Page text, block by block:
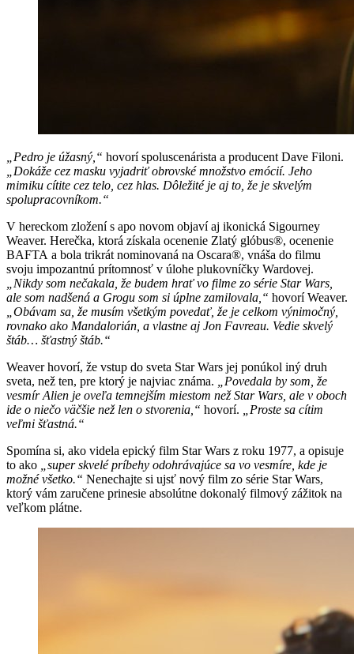
„Pedro je úžasný,“ hovorí spoluscenárista a producent Dave Filoni.
„Dokáže cez masku vyjadriť obrovské množstvo emócií. Jeho
mimiku cítite cez telo, cez hlas. Dôležité je aj to, že je skvelým
spolupracovníkom.“
V hereckom zložení s apo novom objaví aj ikonická Sigourney
Weaver. Herečka, ktorá získala ocenenie Zlatý glóbus®, ocenenie
BAFTA a bola trikrát nominovaná na Oscara®, vnáša do filmu
svoju impozantnú prítomnosť v úlohe plukovníčky Wardovej.
„Nikdy som nečakala, že budem hrať vo filme zo série Star Wars,
ale som nadšená a Grogu som si úplne zamilovala,“ hovorí Weaver.
„Obávam sa, že musím všetkým povedať, že je celkom výnimočný,
rovnako ako Mandalorián, a vlastne aj Jon Favreau. Vedie skvelý
štáb… šťastný štáb.“
Weaver hovorí, že vstup do sveta Star Wars jej ponúkol iný druh
sveta, než ten, pre ktorý je najviac známa.
„Povedala by som, že
vesmír Alien je oveľa temnejším miestom než Star Wars, ale v oboch
ide o niečo väčšie než len o stvorenia,“ hovorí.
„Proste sa cítim
veľmi šťastná.“
Spomína si, ako videla epický film Star Wars z roku 1977, a opisuje
to ako
„super skvelé príbehy odohrávajúce sa vo vesmíre, kde je
možné všetko.“ Nenechajte si ujsť nový film zo série Star Wars,
ktorý vám zaručene prinesie absolútne dokonalý filmový zážitok na
veľkom plátne.